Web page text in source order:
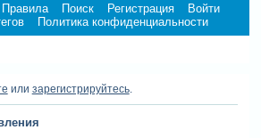
Правила Поиск Регистрация
Войти
Политика конфиденциальности
или зарегистрируйтесь.